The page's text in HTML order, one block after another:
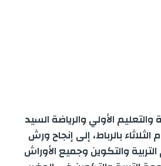
والتعليم الأولي والرياضة السيد
بالرباط، إلى إنجاح ورش
والتكوين وجميع الأوراش